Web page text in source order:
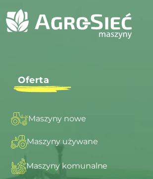
Oferta
Maszyny nowe
Maszyny używane
Maszyny komunalne